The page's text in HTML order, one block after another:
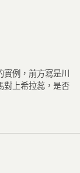
實例，前方寫是川
對上希拉蕊，是否